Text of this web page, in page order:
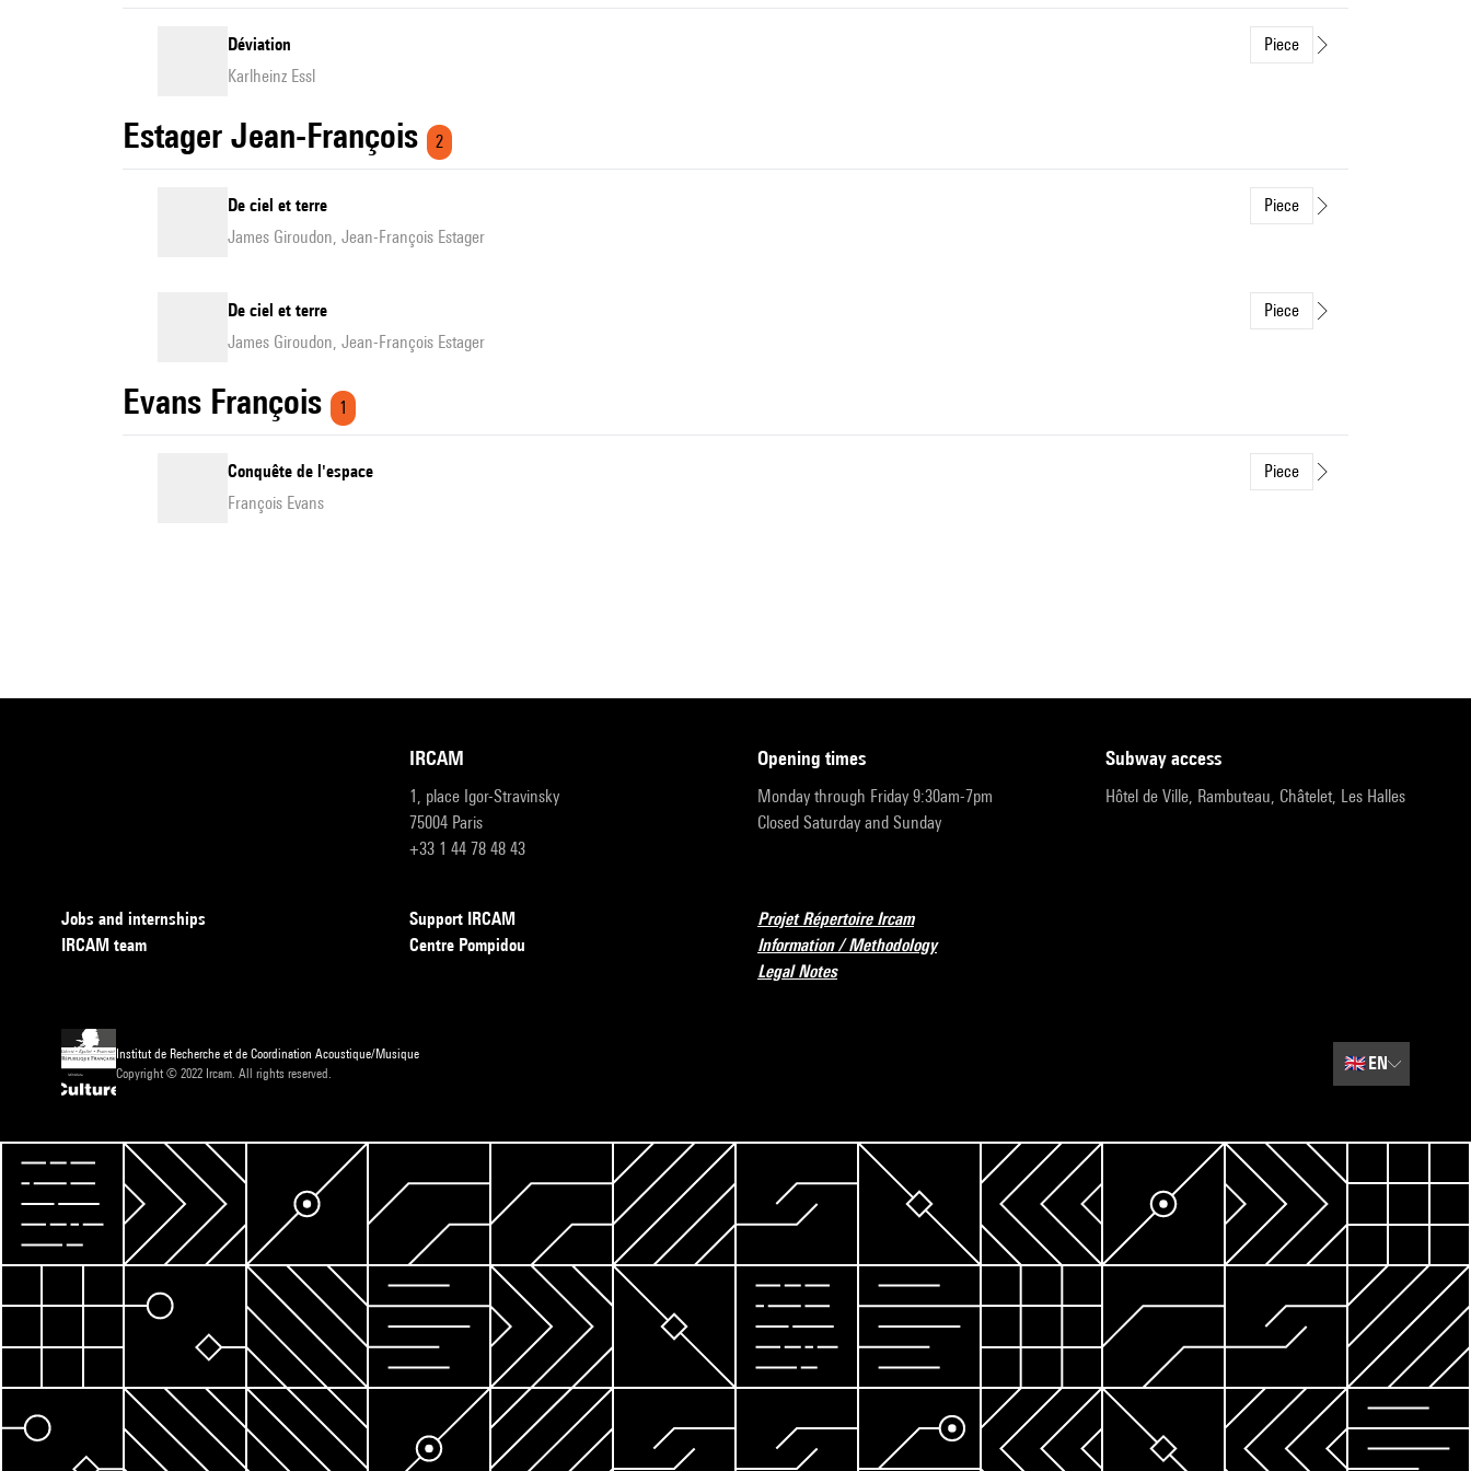
Déviation
Piece
Karlheinz Essl
Estager Jean-François 2
De ciel et terre
Piece
James Giroudon, Jean-François Estager
De ciel et terre
Piece
James Giroudon, Jean-François Estager
Evans François 1
Conquête de l'espace
Piece
François Evans
IRCAM
1, place Igor-Stravinsky
75004 Paris
+33 1 44 78 48 43
opening times
Monday through Friday 9:30am-7pm
Closed Saturday and Sunday
subway access
Hôtel de Ville, Rambuteau, Châtelet, Les Halles
Jobs and internships
IRCAM team
Support IRCAM
Centre Pompidou
Projet Répertoire Ircam
Information / Methodology
Legal Notes
Institut de Recherche et de Coordination Acoustique/Musique
Copyright © 2022 Ircam. All rights reserved.
🇬🇧EN